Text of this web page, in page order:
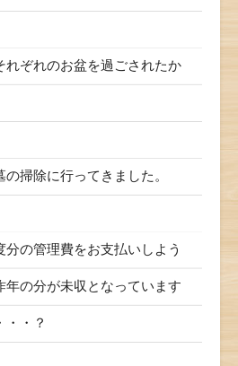
れぞれのお盆を過ごされたか
掃除に行ってきました。
分の管理費をお支払いしよう
年の分が未収となっています
・・？